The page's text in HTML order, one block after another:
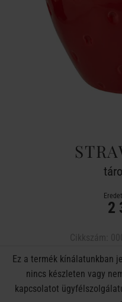
2
Ez a termék kínálatunkban
nincs készleten vagy
kapcsolatot